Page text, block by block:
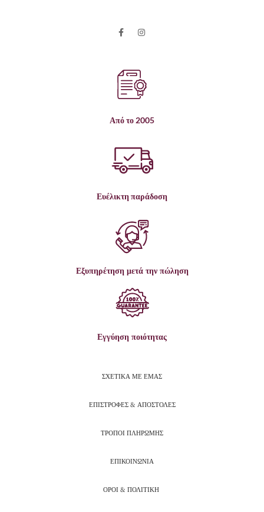
Από το 2005
Ευέλικτη παράδοση
Εξυπηρέτηση μετά την πώληση
Εγγύηση ποιότητας
ΣΧΕΤΙΚΑ ΜΕ ΕΜΑΣ
ΕΠΙΣΤΡΟΦΕΣ & ΑΠΟΣΤΟΛΕΣ
ΤΡΟΠΟΙ ΠΛΗΡΩΜΗΣ
ΕΠΙΚΟΙΝΩΝΙΑ
ΟΡΟΙ & ΠΟΛΙΤΙΚΗ